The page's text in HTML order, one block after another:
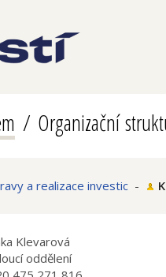
Organizační
a realizace investic -
Klevarová
oddělení